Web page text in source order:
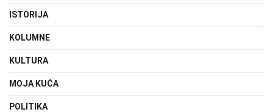
ISTORIJA
KOLUMNE
KULTURA
MOJA KUĆA
POLITIKA